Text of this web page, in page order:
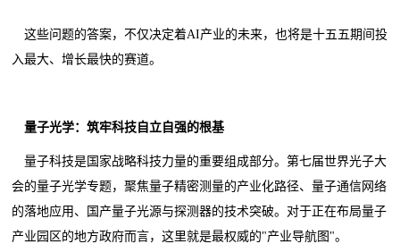
这些问题的答案，不仅决定着AI产业的未来，也将是十五五期间投
入最大、增长最快的赛道。
量子光学：筑牢科技自立自强的根基
量子科技是国家战略科技力量的重要组成部分。第七届世界光子大
会的量子光学专题，聚焦量子精密测量的产业化路径、量子通信网络
的落地应用、国产量子光源与探测器的技术突破。对于正在布局量子
产业园区的地方政府而言，这里就是最权威的"产业导航图"。